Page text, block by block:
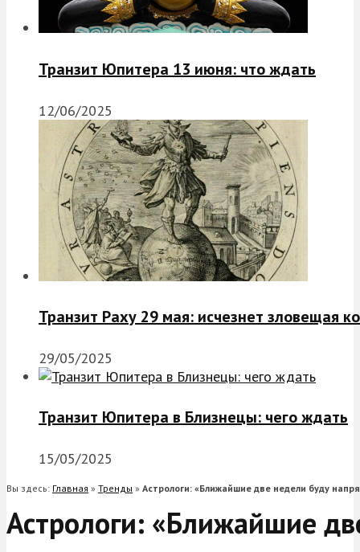
Транзит Юпитера 13 июня: что ждать
12/06/2025
Транзит Раху 29 мая: исчезнет зловещая
29/05/2025
Транзит Юпитера в Близнецы: чего ждать
15/05/2025
Вы здесь: Главная » Тренды » Астрологи: «Ближайшие две недели буду
Астрологи: «Ближайшие